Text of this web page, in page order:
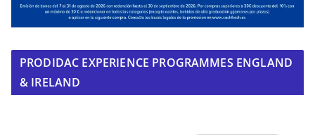
PRODIDAC EXPERIENCE PROGRAMMES ENGLAND
& IRELAND